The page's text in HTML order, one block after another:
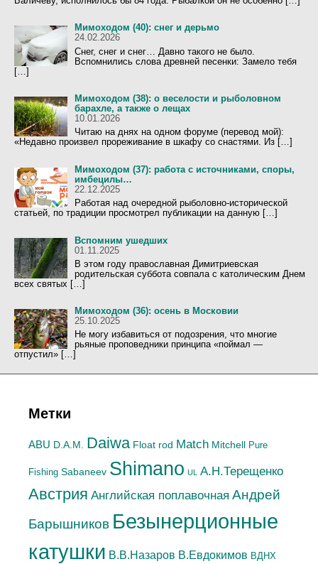
Мимоходом (40): снег и дерьмо
24.02.2026
Снег, снег и снег… Давно такого не было.
Вспомнились слова древней песенки: Замело тебя
[…]
Мимоходом (38): о веселости и рыболовном
барахле, а также о лещах
10.01.2026
Читаю на днях на одном форуме (перевод мой):
«Недавно произвел прореживание в шкафу со снастями. Из […]
Мимоходом (37): работа с источниками, споры,
имбецилы…
22.12.2025
Работая над очередной рыболовно-исторической
статьей, по традиции просмотрел публикации на данную […]
Вспомним ушедших
01.11.2025
В этом году православная Димитриевская
родительская суббота совпала с католическим Днем
всех святых […]
Мимоходом (36): осень в Московии
25.10.2025
Не могу избавиться от подозрения, что многие
рьяные проповедники принципа «поймал —
отпустил» […]
Метки
ABU D.A.M. Daiwa Float rod Match Mitchell Pure
Fishing Sabaneev Shimano UL А.H.Терещенко
Австрия Английская поплавочная Андрей
Барышников Безынерционные
катушки В.В.Назаров В.Евдокимов ВДНХ